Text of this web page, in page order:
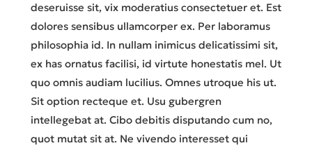
deseruisse sit, vix moderatius consectetuer et. Est
dolores sensibus ullamcorper ex. Per laboramus
philosophia id. In nullam inimicus delicatissimi sit,
ex has ornatus facilisi, id virtute honestatis mel. Ut
quo omnis audiam lucilius. Omnes utroque his ut.
Sit option recteque et. Usu gubergren
intellegebat at. Cibo debitis disputando cum no,
quot mutat sit at. Ne vivendo interesset qui